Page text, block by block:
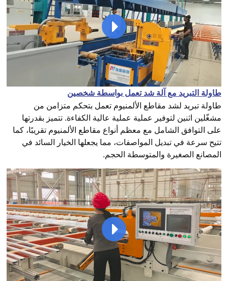
طاولة التبريد مع آلة شد تعمل بواسطة شخصين
طاولة تبريد لشد مقاطع الألمنيوم تعمل بتحكم متزامن من
مشغّلين اثنين لتوفير عملية عملية عالية الكفاءة. تتميز بقدرتها
على التوافق الشامل مع معظم أنواع مقاطع الألمنيوم تقريبًا، كما
تتيح سرعة في تبديل المواصفات، مما يجعلها الخيار السائد في
المصانع الصغيرة والمتوسطة الحجم.